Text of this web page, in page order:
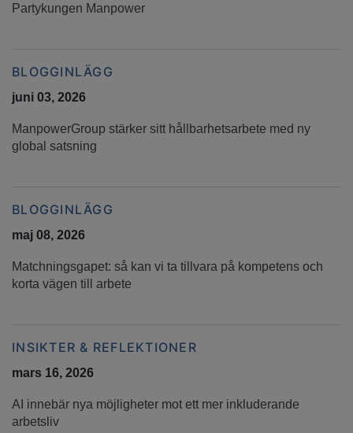
Partykungen Manpower
BLOGGINLÄGG
juni 03, 2026
ManpowerGroup stärker sitt hållbarhetsarbete med ny
global satsning
BLOGGINLÄGG
maj 08, 2026
Matchningsgapet: så kan vi ta tillvara på kompetens och
korta vägen till arbete
INSIKTER & REFLEKTIONER
mars 16, 2026
AI innebär nya möjligheter mot ett mer inkluderande
arbetsliv